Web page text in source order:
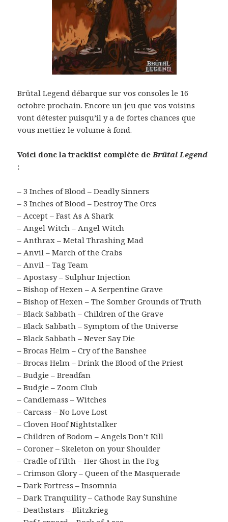
Brütal Legend débarque sur vos consoles le 16
octobre prochain. Encore un jeu que vos voisins
vont détester puisqu’il y a de fortes chances que
vous mettiez le volume à fond.
Voici donc la tracklist complète deBrütal Legend
:
– 3 Inches of Blood – Deadly Sinners
– 3 Inches of Blood – Destroy The Orcs
– Accept – Fast As A Shark
– Angel Witch – Angel Witch
– Anthrax – Metal Thrashing Mad
– Anvil – March of the Crabs
– Anvil – Tag Team
– Apostasy – Sulphur Injection
– Bishop of Hexen – A Serpentine Grave
– Bishop of Hexen – The Somber Grounds of Truth
– Black Sabbath – Children of the Grave
– Black Sabbath – Symptom of the Universe
– Black Sabbath – Never Say Die
– Brocas Helm – Cry of the Banshee
– Brocas Helm – Drink the Blood of the Priest
– Budgie – Breadfan
– Budgie – Zoom Club
– Candlemass – Witches
– Carcass – No Love Lost
– Cloven Hoof Nightstalker
– Children of Bodom – Angels Don’t Kill
– Coroner – Skeleton on your Shoulder
– Cradle of Filth – Her Ghost in the Fog
– Crimson Glory – Queen of the Masquerade
– Dark Fortress – Insomnia
– Dark Tranquility – Cathode Ray Sunshine
– Deathstars – Blitzkrieg